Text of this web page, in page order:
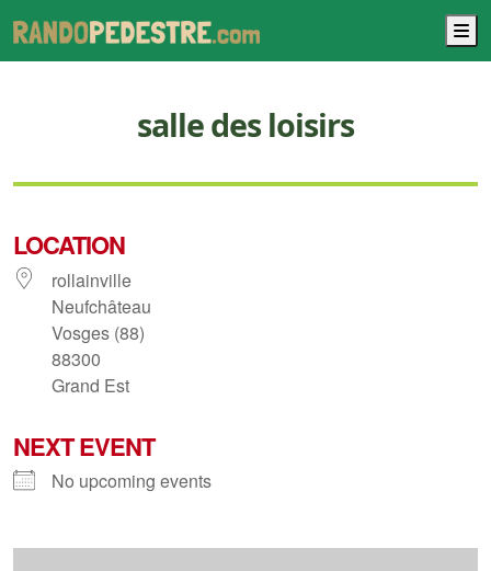
salle des loisirs
LOCATION
rollainville
Neufchâteau
Vosges (88)
88300
Grand Est
NEXT EVENT
No upcoming events